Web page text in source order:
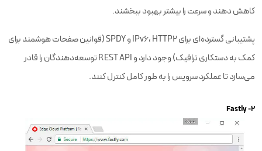
کاهش دهند و سرعت را بیشتر بهبود ببخشند.
پشتیبانی گسترده‌ای برای IPv6، HTTP2 و SPDY (قوانین صفحات هوشمند برای
کمک به دستکاری ترافیک) وجود دارد و REST API توسعه‌دهندگان را قادر
می‌سازد تا عملکرد سرویس را به طور کامل کنترل کنند.
۲- Fastly